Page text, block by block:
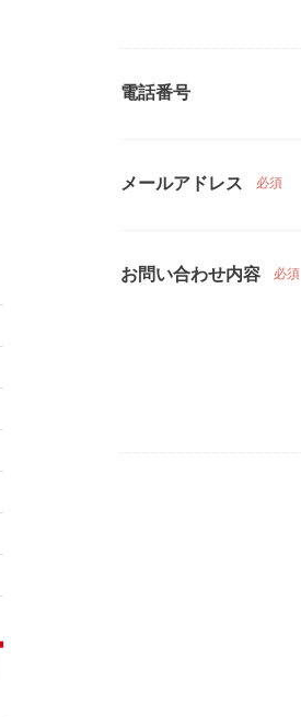
電話番号
メールアドレス 必須
お問い合わせ内容 必須